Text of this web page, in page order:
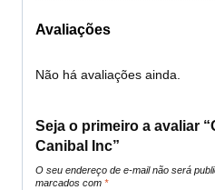
Avaliações
Não há avaliações ainda.
Seja o primeiro a avaliar
Canibal Inc”
O seu endereço de e-mail não será
marcados com *